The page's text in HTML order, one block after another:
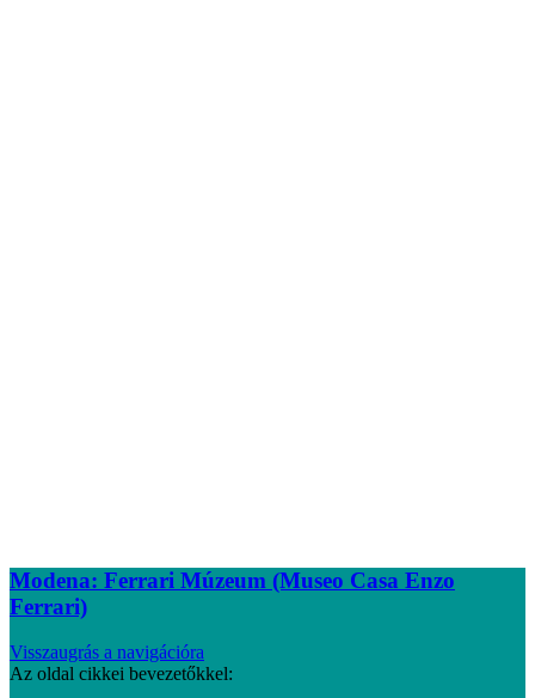
Modena: Ferrari Múzeum (Museo Casa Enzo
Ferrari)
Visszaugrás a navigációra
Az oldal cikkei bevezetőkkel: